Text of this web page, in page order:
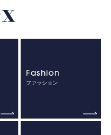
Fashion
ファッション